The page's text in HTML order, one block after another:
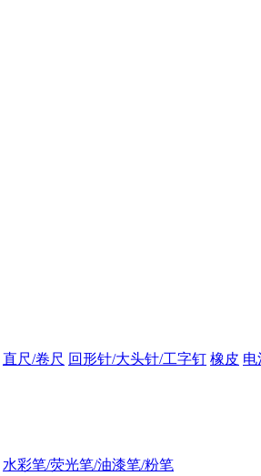
直尺/卷尺 回形针/大头针/工字钉 橡皮 电
水彩笔/荧光笔/油漆笔/粉笔